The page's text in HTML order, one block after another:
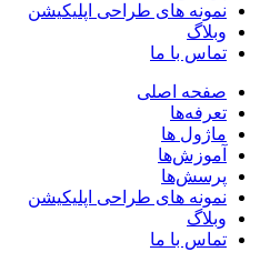
نمونه های طراحی اپلیکیشن
وبلاگ
تماس با ما
صفحه اصلی
تعرفه‌ها
ماژول ها
آموزش‌ها
پرسش‌ها
نمونه های طراحی اپلیکیشن
وبلاگ
تماس با ما